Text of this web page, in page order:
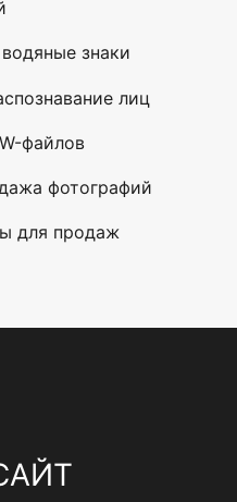
знаки
лиц
файлов
фотографий
для продаж